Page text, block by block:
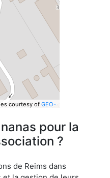
courtesy of GEO-
pour la
?
de Reims dans